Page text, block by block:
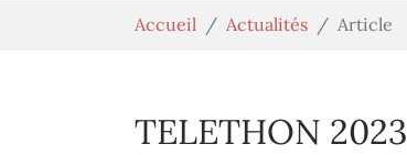
Accueil Actualités Article
TELETHON 2023